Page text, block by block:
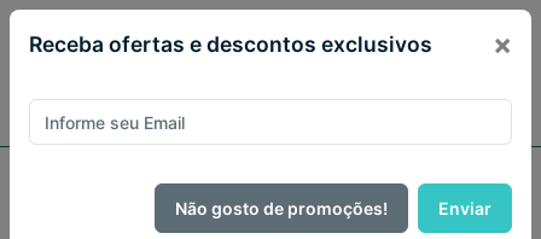
Informática
CABO FORCA COM ENTRADA NOVA 1,8M REF 0101200018
Receba ofertas e descontos exclusivos ×
Não gosto de promoções! Enviar